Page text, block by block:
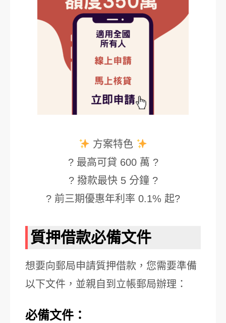
方案特色
? 最高可貸 600 萬 ?
? 撥款最快 5 分鐘 ?
? 前三期優惠年利率 0.1% 起?
質押借款必備文件
想要向郵局申請質押借款，您需要準備
以下文件，並親自到立帳郵局辦理：
必備文件：